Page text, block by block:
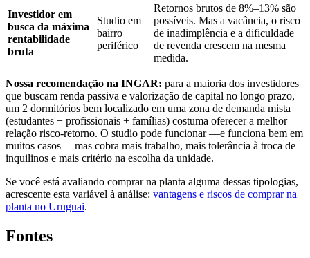
Investidor em
busca da máxima
rentabilidade
bruta
Studio em
bairro
periférico
Retornos brutos de 8%–13% são
possíveis. Mas a vacância, o risco
de inadimplência e a dificuldade
de revenda crescem na mesma
medida.
Nossa recomendação na INGAR: para a maioria dos investidores
que buscam renda passiva e valorização de capital no longo prazo,
um 2 dormitórios bem localizado em uma zona de demanda mista
(estudantes + profissionais + famílias) costuma oferecer a melhor
relação risco-retorno. O studio pode funcionar —e funciona bem em
muitos casos— mas cobra mais trabalho, mais tolerância à troca de
inquilinos e mais critério na escolha da unidade.
Se você está avaliando comprar na planta alguma dessas tipologias,
acrescente esta variável à análise: vantagens e riscos de comprar na
planta no Uruguai.
Fontes